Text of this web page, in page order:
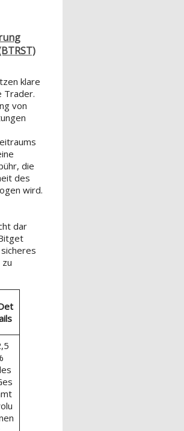
klare
Trader.
von
die
des
wird.
dar